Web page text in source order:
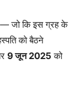
— जो कि इस ग्रह के
को बैठने
9 जून 2025 को